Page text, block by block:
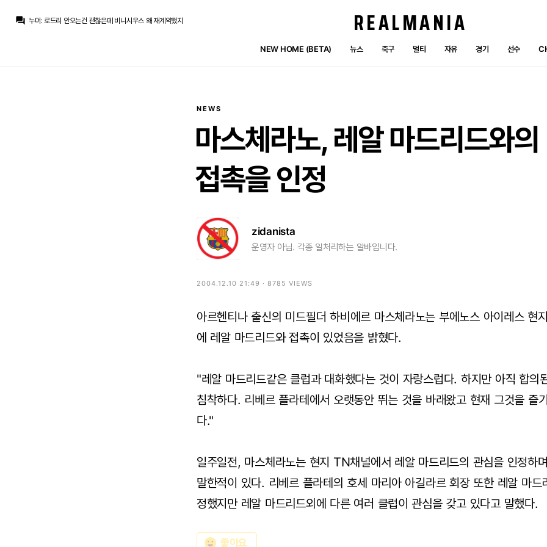
question_answer 누머: 로드리 안오는건 괜찮은데 비니시우스 왜 재계약했지
[gif:static.klipy.com/ii/a8ada81afc59159ea5c8927feffa2e31/16/9f/uvivgxUHyuhwS8d.gif]
REALMANIA
NEW HOME (BETA) 뉴스 축구 멀티 자유 경기 선수
NEWS
마스체라노, 레알 마드리드와의
접촉을 인정
zidanista
운영자 아님. 각종 일처리하는 알바입니다.
2004.12.10 21:49 · 8785 VIEWS
아르헨티나 출신의 미드필더 하비에르 마스체라노는 부에노스 아이레스 현
에 레알 마드리드와 접촉이 있었음을 밝혔다.
"레알 마드리드같은 클럽과 대화했다는 것이 자랑스럽다. 하지만 아직 합의
침착하다. 리베르 플라테에서 오랫동안 뛰는 것을 바래왔고 현재 그것을 즐
다."
일주일전, 마스체라노는 현지 TN채널에서 레알 마드리드의 관심을 인정하
말한적이 있다. 리베르 플라테의 호세 마리아 아길라르 회장 또한 레알 마드
정했지만 레알 마드리드외에 다른 여러 클럽이 관심을 갖고 있다고 말했다.
emoji_emotions 좋아요